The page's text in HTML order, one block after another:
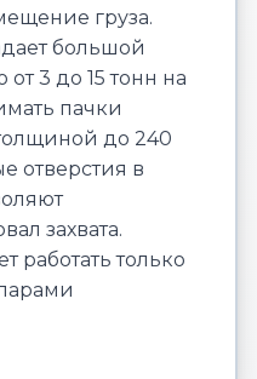
груза.
большой
3 до 15 тонн на
пачки
до 240
отверстия в
захвата.
работать только